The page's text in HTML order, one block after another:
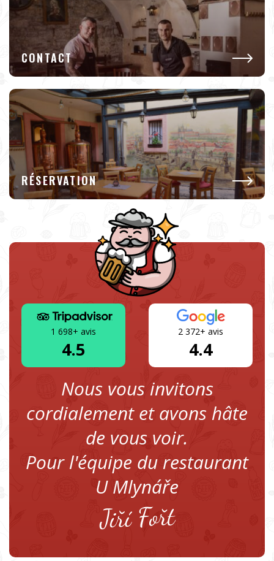
CONTACT
RÉSERVATION
1 698+ avis
4.5
2 372+ avis
4.4
Nous vous invitons
cordialement et avons hâte
de vous voir.
Pour l'équipe du restaurant
U Mlynáře